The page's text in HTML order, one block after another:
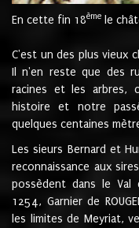
En cette fin 18ème le
C'est un des plus vieux
Il n'en reste que des
racines et les arbres,
histoire et notre
quelques centaines
Les sieurs Bernard et
reconnaissance aux
possèdent dans le
1254, Garnier de
les limites de Meyriat,